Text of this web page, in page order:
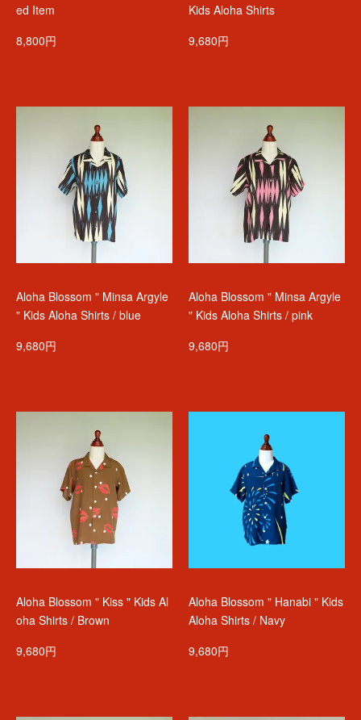
ed Item
8,800円
Kids Aloha Shirts
9,680円
Aloha Blossom " Minsa Argyle
" Kids Aloha Shirts / blue
9,680円
Aloha Blossom " Minsa Argyle
" Kids Aloha Shirts / pink
9,680円
Aloha Blossom " Kiss " Kids Al
oha Shirts / Brown
9,680円
Aloha Blossom " Hanabi " Kids
Aloha Shirts / Navy
9,680円